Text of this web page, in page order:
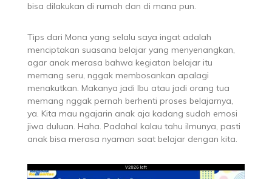
bisa dilakukan di rumah dan di mana pun.
Tips dari Mona yang selalu saya ingat adalah
menciptakan suasana belajar yang menyenangkan,
agar anak merasa bahwa kegiatan belajar itu
memang seru, nggak membosankan apalagi
menakutkan. Makanya jadi Ibu atau jadi orang tua
memang nggak pernah berhenti proses belajarnya,
ya. Kita mau ngajarin anak aja kadang sudah emosi
jiwa duluan. Haha. Padahal kalau tahu ilmunya, pasti
anak bisa merasa nyaman saat belajar dengan kita.